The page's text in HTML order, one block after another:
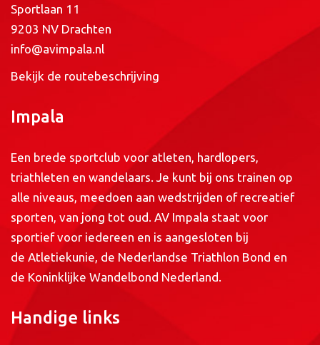
Sportlaan 11
9203 NV Drachten
info@avimpala.nl
Bekijk de routebeschrijving
Impala
Een brede sportclub voor atleten, hardlopers,
triathleten en wandelaars. Je kunt bij ons trainen op
alle niveaus, meedoen aan wedstrijden of recreatief
sporten, van jong tot oud. AV Impala staat voor
sportief voor iedereen en is aangesloten bij
de Atletiekunie, de Nederlandse Triathlon Bond en
de Koninklijke Wandelbond Nederland.
Handige links